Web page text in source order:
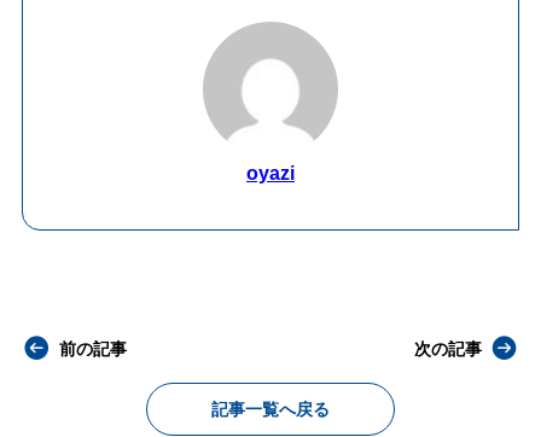
oyazi
前の記事
記事一覧へ戻る
次の記事